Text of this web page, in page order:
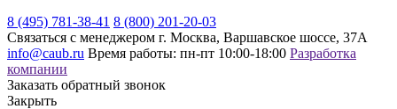
8 (495) 781-38-41 8 (800) 201-20-03
Связаться с менеджером г. Москва, Варшавское шоссе, 37А
info@caub.ru Время работы: пн-пт 10:00-18:00 Разработка
компании
Заказать обратный звонок
Закрыть